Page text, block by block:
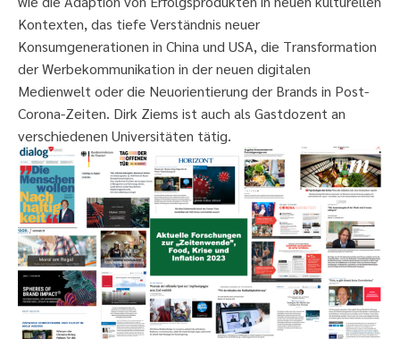
Kontexten, das tiefe Verständnis neuer
Konsumgenerationen in China und USA, die Transformation
der Werbekommunikation in der neuen digitalen
Medienwelt oder die Neuorientierung der Brands in Post-
Corona-Zeiten. Dirk Ziems ist auch als Gastdozent an
verschiedenen Universitäten tätig.